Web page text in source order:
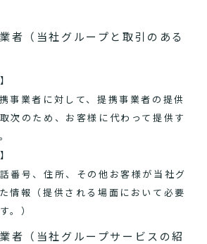
者（当社グループと取引のある
事業者に対して、提携事業者の提供
次のため、お客様に代わって提供す
番号、住所、その他お客様が当社グ
情報（提供される場面において必要
。）
者（当社グループサービスの紹